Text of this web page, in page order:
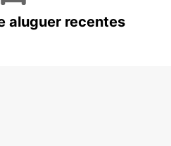
aluguer recentes